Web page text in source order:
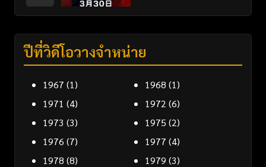
ปีที่วิดีโอวางจำหน่าย
1967 (1) 1968 (1)
1971 (4) 1972 (6)
1973 (3) 1975 (2)
1976 (7) 1977 (4)
1978 (8) 1979 (3)